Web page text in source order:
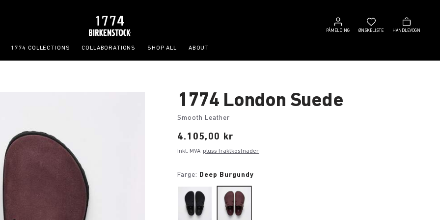
PÅMELDING
Påmelding
ØNSKELISTE
Ønskeliste
HANDLEVOGN
Handlevogn
1774 COLLECTIONS COLLABORATIONS SHOP ALL ABOUT
1774 London Suede
Smooth Leather
Price:
4.105,00 kr
Inkl. MVA pluss fraktkostnader
Farge: Deep Burgundy